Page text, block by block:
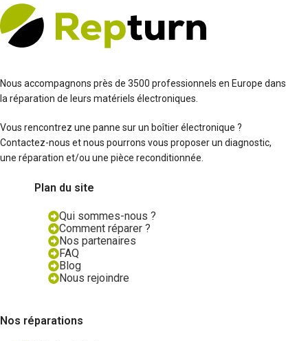
Nous accompagnons près de 3500 professionnels en Europe dans
la réparation de leurs matériels électroniques.
Vous rencontrez une panne sur un boîtier électronique ?
Contactez-nous et nous pourrons vous proposer un diagnostic,
une réparation et/ou une pièce reconditionnée.
Plan du site
Qui sommes-nous ?
Comment réparer ?
Nos partenaires
FAQ
Blog
Nous rejoindre
Nos réparations